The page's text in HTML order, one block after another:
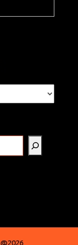
@2026